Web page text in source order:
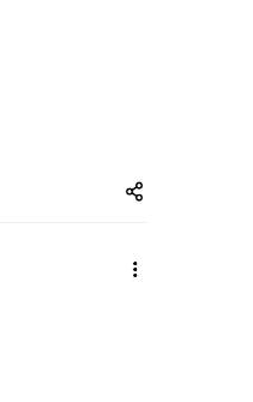
Share
zuto.vn